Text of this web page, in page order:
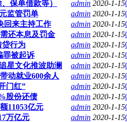
保单借款等）
admin 2020-1-15
监管罚单
admin 2020-1-15
回来主持工作
admin 2020-1-15
还本息及罚金
admin 2020-1-15
贷行为
admin 2020-1-15
罪被起诉
admin 2020-1-15
星文化推波助澜
admin 2020-1-15
动就业600余人
admin 2020-1-15
门红”
admin 2020-1-15
股份还债
admin 2020-1-15
11053亿元
admin 2020-1-15
万亿元
admin 2020-1-15